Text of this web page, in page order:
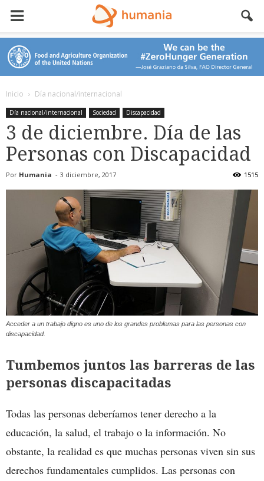
Inicio Día nacional/internacional
Día nacional/internacional Sociedad Discapacidad
3 de diciembre. Día de las
Personas con Discapacidad
Por Humania - 3 diciembre, 2017 1515
Acceder a un trabajo digno es uno de los grandes problemas para las personas con
discapacidad.
Tumbemos juntos las barreras de las
personas discapacitadas
Todas las personas deberíamos tener derecho a la
educación, la salud, el trabajo o la información. No
obstante, la realidad es que muchas personas viven sin sus
derechos fundamentales cumplidos. Las personas con